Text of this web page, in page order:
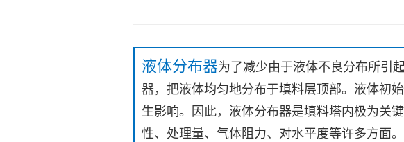
液体分布器为了减少由于液体不良分布所引
器，把液体均匀地分布于填料层顶部。液体初
生影响。因此，液体分布器是填料塔内极为关
性、处理量、气体阻力、对水平度等许多方面。